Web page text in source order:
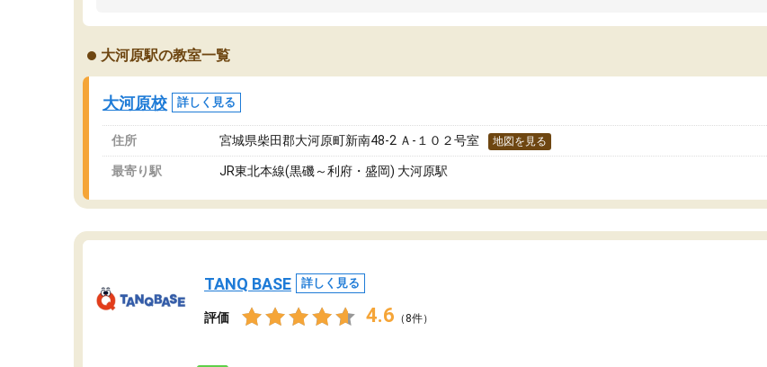
大河原駅の教室一覧
大河原校 詳しく見る
住所 宮城県柴田郡大河原町新南48-2 Ａ-１０２号室 地図を見る
最寄り駅 JR東北本線(黒磯～利府・盛岡) 大河原駅
TANQ BASE 詳しく見る
評価 4.6 （8件）